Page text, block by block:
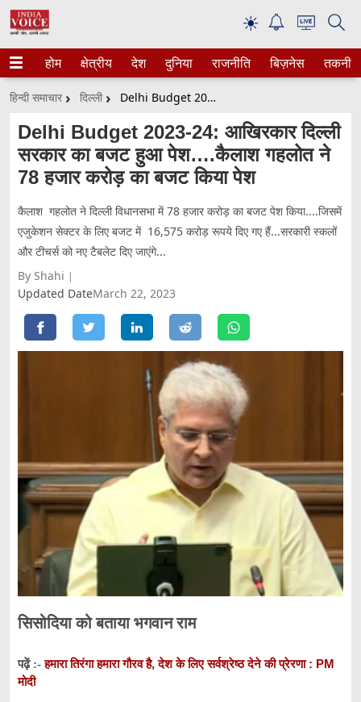
☀
होम क्षेत्रीय देश दुनिया राजनीति बिज़नेस तकनीक
हिन्दी समाचार दिल्ली Delhi Budget 2023-24: आखिरकार दिल्ली सरकार का बजट हुआ पेश….कैलाश गहलोत ने 78 हजार करोड़ का बजट किया पेश
Delhi Budget 2023-24: आखिरकार दिल्ली
सरकार का बजट हुआ पेश….कैलाश गहलोत ने
78 हजार करोड़ का बजट किया पेश
कैलाश गहलोत ने दिल्ली विधानसभा में 78 हजार करोड़ का बजट पेश किया....जिसमें
एजुकेशन सेक्टर के लिए बजट में 16,575 करोड़ रूपये दिए गए हैं...सरकारी स्कलों
और टीचर्स को नए टैबलेट दिए जाएंगे...
By Shahi
Updated DateMarch 22, 2023
सिसोदिया को बताया भगवान राम
पढ़ें :-हमारा तिरंगा हमारा गौरव है, देश के लिए सर्वश्रेष्ठ देने की प्रेरणा : PM
मोदी